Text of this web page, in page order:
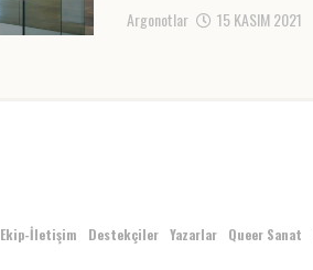
Argonotlar 15 KASIM 2021
Ekip-İletişim Destekçiler Yazarlar Queer Sanat